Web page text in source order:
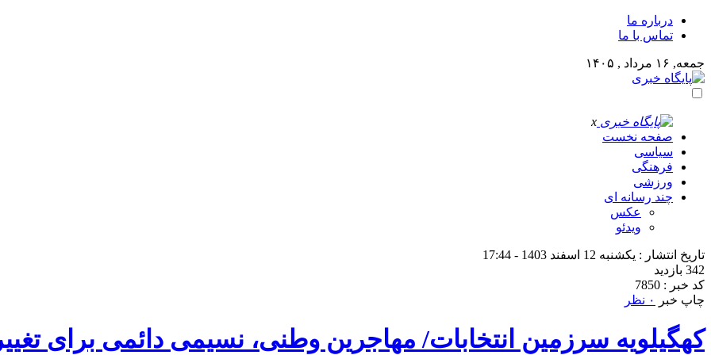
درباره ما
تماس با ما
جمعه, ۱۶ مرداد , ۱۴۰۵
x
صفحه نخست
سیاسی
فرهنگی
ورزشی
چند رسانه ای
عکس
ویدئو
تاریخ انتشار : یکشنبه 12 اسفند 1403 - 17:44
342 بازدید
کد خبر : 7850
چاپ خبر
۰ نظر
کهگیلویه سرزمین انتخابات/ مهاجرین وطنی، نسیمی دائمی برای